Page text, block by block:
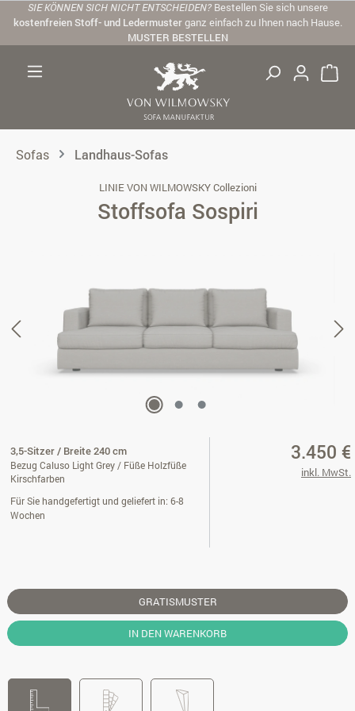
Zum Hauptinhalt springen
SIE KÖNNEN SICH NICHT ENTSCHEIDEN? Bestellen Sie sich unsere
kostenfreien Stoff- und Ledermusterganz einfach zu Ihnen nach Hause.
MUSTER BESTELLEN
Sofas Landhaus-Sofas
LINIE VON WILMOWSKY Collezioni
Stoffsofa Sospiri
3,5-Sitzer / Breite 240 cm
Bezug Caluso Light Grey / Füße Holzfüße
Kirschfarben
Für Sie handgefertigt und geliefert in: 6-8
Wochen
3.450 €
inkl. MwSt.
GRATISMUSTER
IN DEN WARENKORB